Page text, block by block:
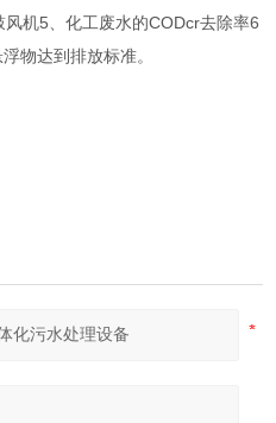
机5、化工废水的CODcr去除率6
物达到排放标准。